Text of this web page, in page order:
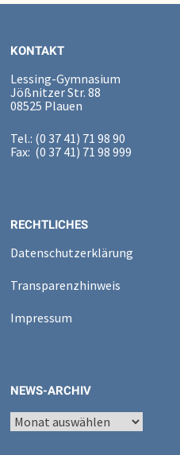
KONTAKT
Lessing-Gymnasium
Jößnitzer Str. 88
08525 Plauen
Tel.: (0 37 41) 71 98 90
Fax: (0 37 41) 71 98 999
RECHTLICHES
Datenschutzerklärung
Transparenzhinweis
Impressum
NEWS-ARCHIV
News-
Archiv